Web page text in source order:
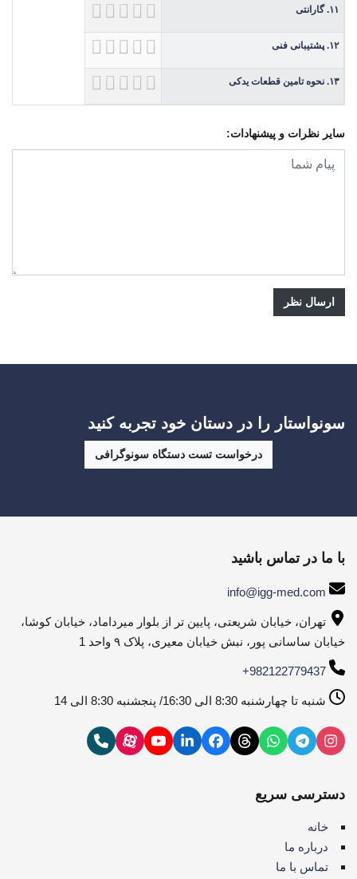
۱۱. گارانتی
۱۲. پشتیبانی فنی
۱۳. نحوه تامین قطعات یدکی
سایر نظرات و پیشنهادات:
ارسال نظر
سونواستار را در دستان خود تجربه کنید
درخواست تست دستگاه سونوگرافی
با ما در تماس باشید
info@igg-med.com
تهران، خیابان شریعتی، پایین تر از بلوار میرداماد، خیابان کوشا،
خیابان ساسانی پور، نبش خیابان معیری، پلاک ۹ واحد 1
+982122779437
شنبه تا چهارشنبه 8:30 الی 16:30/ پنجشنبه 8:30 الی 14
دسترسی سریع
خانه
درباره ما
تماس با ما